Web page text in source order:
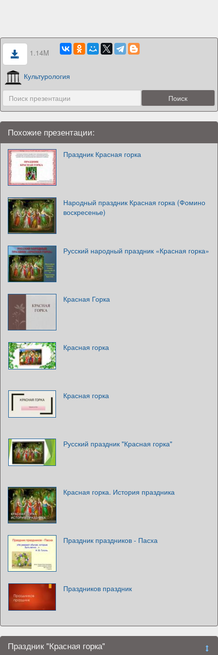
1.14M
Культурология
Похожие презентации:
Праздник Красная горка
Народный праздник Красная горка (Фомино
воскресенье)
Русский народный праздник «Красная горка»
Красная Горка
Красная горка
Красная горка
Русский праздник "Красная горка"
Красная горка. История праздника
Праздник праздников - Пасха
Праздников праздник
Праздник "Красная горка"